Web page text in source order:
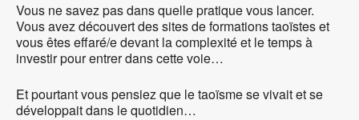
Vous ne savez pas dans quelle pratique vous lancer.
Vous avez découvert des sites de formations taoïstes et
vous êtes effaré/e devant la complexité et le temps à
investir pour entrer dans cette voie…
Et pourtant vous pensiez que le taoïsme se vivait et se
développait dans le quotidien…